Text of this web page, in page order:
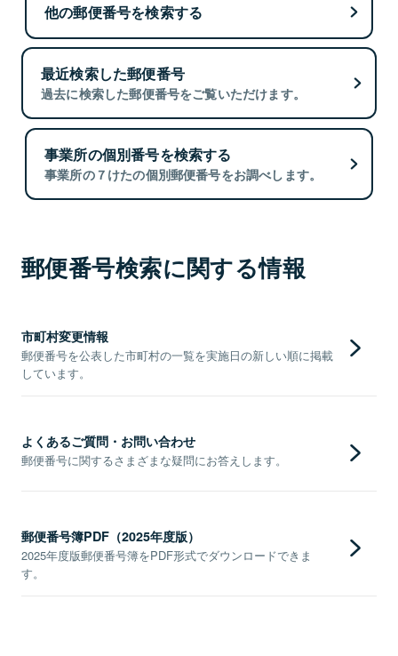
他の郵便番号を検索する
最近検索した郵便番号
過去に検索した郵便番号をご覧いただけます。
事業所の個別番号を検索する
事業所の７けたの個別郵便番号をお調べします。
郵便番号検索に関する情報
市町村変更情報
郵便番号を公表した市町村の一覧を実施日の新しい順に掲載
しています。
よくあるご質問・お問い合わせ
郵便番号に関するさまざまな疑問にお答えします。
郵便番号簿PDF（2025年度版）
2025年度版郵便番号簿をPDF形式でダウンロードできま
す。